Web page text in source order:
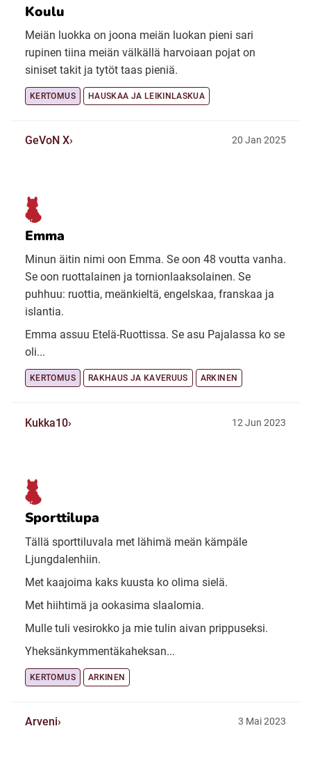
Koulu
Meiän luokka on joona meiän luokan pieni sari
rupinen tiina meiän välkällä harvoiaan pojat on
siniset takit ja tytöt taas pieniä.
KERTOMUS HAUSKAA JA LEIKINLASKUA
GeVoN X 20 Jan 2025
Emma
Minun äitin nimi oon Emma. Se oon 48 voutta vanha.
Se oon ruottalainen ja tornionlaaksolainen. Se
puhhuu: ruottia, meänkieltä, engelskaa, franskaa ja
islantia.
Emma assuu Etelä-Ruottissa. Se asu Pajalassa ko se
oli...
KERTOMUS RAKHAUS JA KAVERUUS ARKINEN
Kukka10 12 Jun 2023
Sporttilupa
Tällä sporttiluvala met lähimä meän kämpäle
Ljungdalenhiin.
Met kaajoima kaks kuusta ko olima sielä.
Met hiihtimä ja ookasima slaalomia.
Mulle tuli vesirokko ja mie tulin aivan prippuseksi.
Yheksänkymmentäkaheksan...
KERTOMUS ARKINEN
Arveni 3 Mai 2023